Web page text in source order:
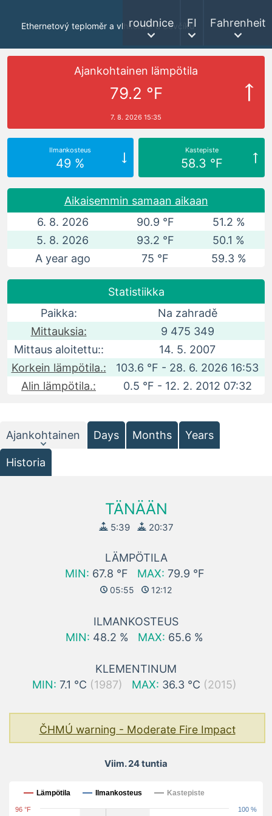
Ethernetový teploměr a vlhkoměr u Ševčíků
roudnice FI Fahrenheit
Ajankohtainen lämpötila
79.2 °F
7. 8. 2026 15:35
Ilmankosteus
49 %
Kastepiste
58.3 °F
Aikaisemmin samaan aikaan
6. 8. 2026
90.9 °F
51.2 %
5. 8. 2026
93.2 °F
50.1 %
A year ago
75 °F 59.3 %
Statistiikka
Paikka:
Na zahradě
Mittauksia:
9 475 349
Mittaus aloitettu::
14. 5. 2007
Korkein lämpötila.:
103.6 °F - 28. 6. 2026 16:53
Alin lämpötila.:
0.5 °F - 12. 2. 2012 07:32
Ajankohtainen Days Months Years
Historia
TÄNÄÄN
5:39 20:37
LÄMPÖTILA
MIN: 67.8 °F MAX: 79.9 °F
05:55 12:12
ILMANKOSTEUS
MIN: 48.2 % MAX: 65.6 %
KLEMENTINUM
MIN: 7.1 °C (1987) MAX: 36.3 °C (2015)
ČHMÚ warning - Moderate Fire Impact
Viim. 24 tuntia
Viim. 24 tuntia
Lämpötila Ilmankosteus Kastepiste
96 °F 100 %